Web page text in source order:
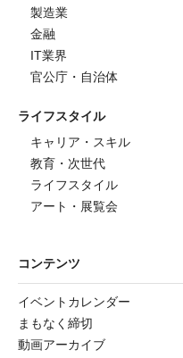
製造業
金融
IT業界
官公庁・自治体
ライフスタイル
キャリア・スキル
教育・次世代
ライフスタイル
アート・展覧会
コンテンツ
イベントカレンダー
まもなく締切
動画アーカイブ